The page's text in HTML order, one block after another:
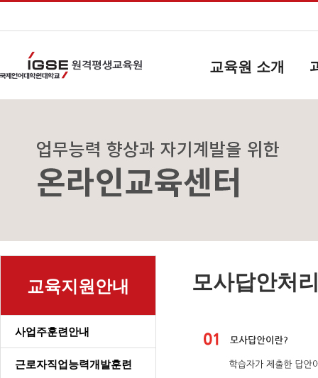
교육원 소개
교육지원안내
사업주훈련안내
근로자직업능력개발훈련
모사답안처